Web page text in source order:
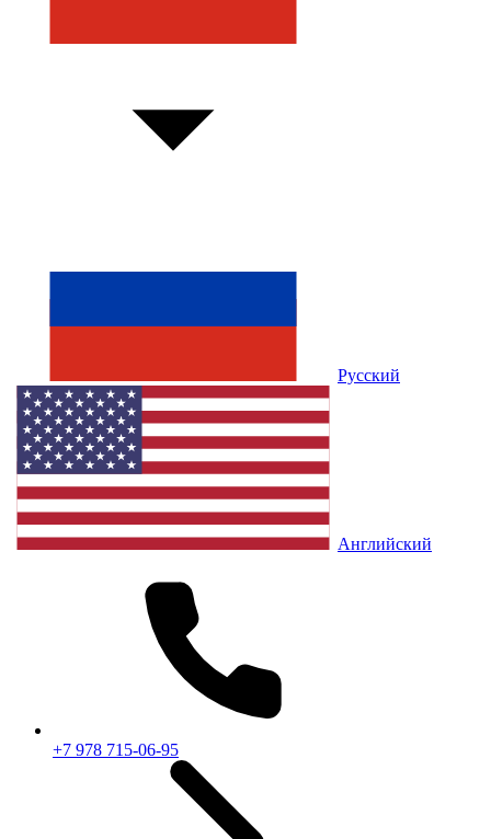
Русский
Английский
+7 978 715-06-95